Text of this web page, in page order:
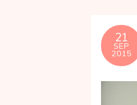
21
SEP
2015